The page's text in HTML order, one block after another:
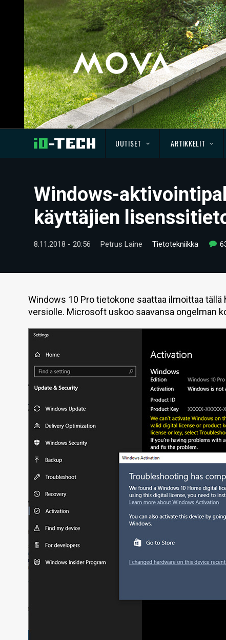
UUTISET ARTIKKELIT
Windows-
käyttäjien
8.11.2018 - 20:56 Petrus Laine Tietotekniikka
Windows 10 Pro tietokone saattaa ilmoittaa
versiolle. Microsoft uskoo saavansa ongelman